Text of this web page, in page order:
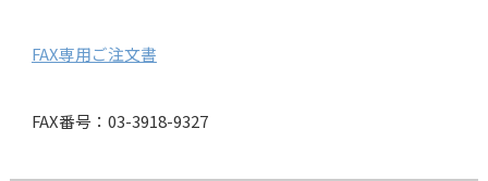
FAX専用ご注文書
FAX番号：03-3918-9327